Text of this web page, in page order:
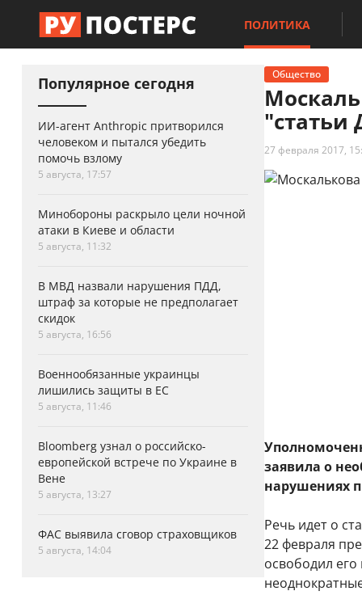
ПОЛИТИКА
Популярное сегодня
ИИ-агент Anthropic притворился
человеком и пытался убедить
помочь взлому
5 августа, 17:57
Минобороны раскрыло цели ночной
атаки в Киеве и области
5 августа, 11:32
В МВД назвали нарушения ПДД,
штраф за которые не предполагает
скидок
5 августа, 16:56
Военнообязанные украинцы
лишились защиты в ЕС
5 августа, 11:46
Bloomberg узнал о российско-
европейской встрече по Украине в
Вене
5 августа, 13:27
ФАС выявила сговор страховщиков
5 августа, 14:04
Общество
"статьи
27 февраля 2017,
заявила о
нарушениях
Речь идет о
22 февраля
освободил